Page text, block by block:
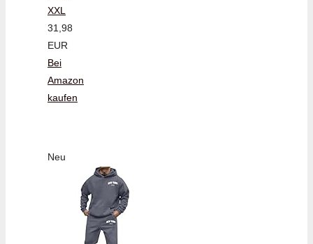
XXL
31,98
EUR
Bei
Amazon
kaufen
Neu